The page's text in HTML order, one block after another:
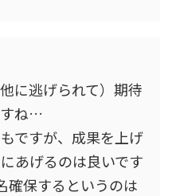
に逃げられて）期待
すね…
ですが、成果を上げ
あげるのは良いです
確保するというのは